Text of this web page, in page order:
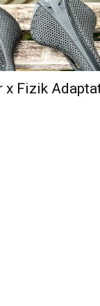
Fizik